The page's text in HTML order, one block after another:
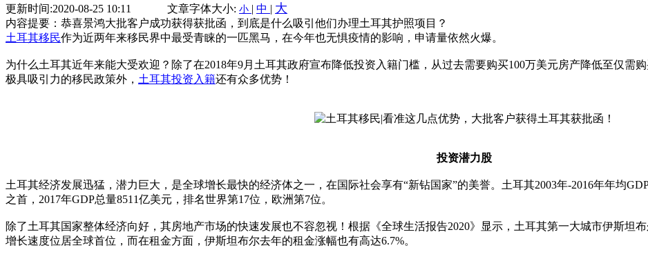
更新时间:2020-08-25 10:11 文章字体大小: 小 | 中 | 大
内容提要：恭喜景鸿大批客户成功获得获批函，到底是什么吸引他们办理土耳其护照项目？
土耳其移民作为近两年来移民界中最受青睐的一匹黑马，在今年也无惧疫情的影响，申请量依然火爆。
为什么土耳其近年来能大受欢迎？除了在2018年9月土耳其政府宣布降低投资入籍门槛，从过去需要购买100万美元房产降低至仅需
极具吸引力的移民政策外， 土耳其投资入籍还有众多优势！
投资潜力股
土耳其经济发展迅猛，潜力巨大，是全球增长最快的经济体之一，在国际社会享有“新钻国家”的美誉。土耳其2003年-2016年年均
之首，2017年GDP总量8511亿美元，排名世界第17位，欧洲第7位。
除了土耳其国家整体经济向好，其房地产市场的快速发展也不容忽视！根据《全球生活报告2020》显示，土耳其第一大城市伊斯坦
增长速度位居全球首位，而在租金方面，伊斯坦布尔去年的租金涨幅也有高达6.7%。